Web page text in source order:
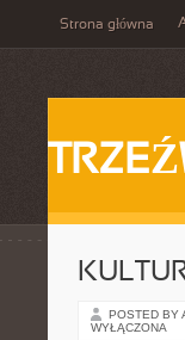
Strona główna
POSTED BY
WYŁĄCZONA